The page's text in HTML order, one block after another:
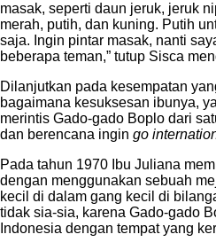
masak, seperti daun jeruk, jeruk
merah, putih, dan kuning. Putih
saja. Ingin pintar masak, nanti
beberapa teman,” tutup Sisca
Dilanjutkan pada kesempatan
bagaimana kesuksesan ibunya,
merintis Gado-gado Boplo dari
dan berencana ingin go
Pada tahun 1970 Ibu Juliana
dengan menggunakan sebuah
kecil di dalam gang kecil di
tidak sia-sia, karena Gado-gado
Indonesia dengan tempat yang